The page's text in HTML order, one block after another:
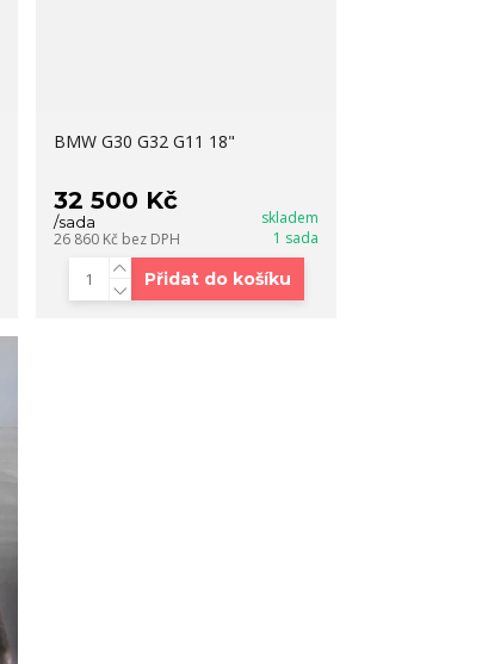
BMW G30 G32 G11 18"
32 500 Kč
/sada
26 860 Kč bez DPH
skladem
1 sada
Přidat do košíku